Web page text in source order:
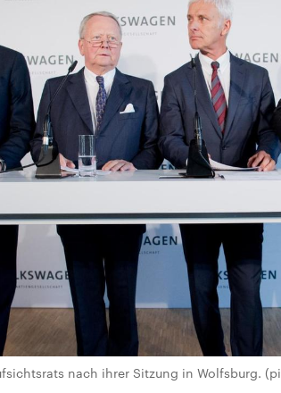
nach ihrer Sitzung in Wolfsburg.